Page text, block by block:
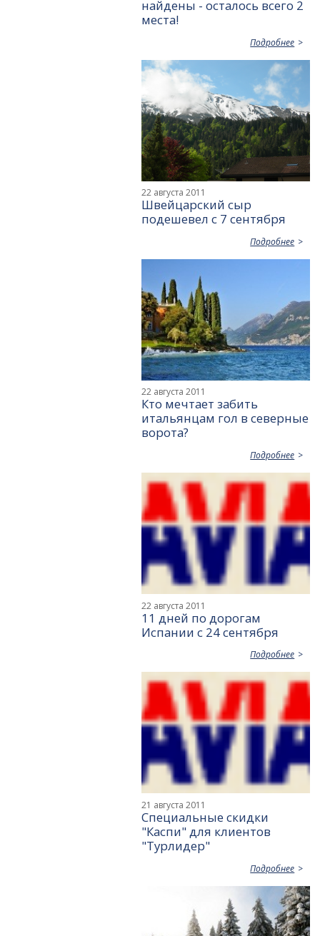
найдены - осталось всего 2
места!
Подробнее
22 августа 2011
Швейцарский сыр
подешевел с 7 сентября
Подробнее
22 августа 2011
Кто мечтает забить
итальянцам гол в северные
ворота?
Подробнее
22 августа 2011
11 дней по дорогам
Испании с 24 сентября
Подробнее
21 августа 2011
Специальные скидки
"Каспи" для клиентов
"Турлидер"
Подробнее